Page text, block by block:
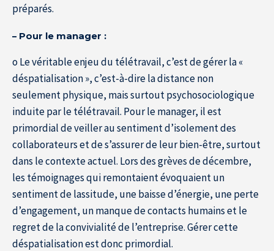
préparés.
– Pour le manager :
o Le véritable enjeu du télétravail, c’est de gérer la «
déspatialisation », c’est-à-dire la distance non
seulement physique, mais surtout psychosociologique
induite par le télétravail. Pour le manager, il est
primordial de veiller au sentiment d’isolement des
collaborateurs et de s’assurer de leur bien-être, surtout
dans le contexte actuel. Lors des grèves de décembre,
les témoignages qui remontaient évoquaient un
sentiment de lassitude, une baisse d’énergie, une perte
d’engagement, un manque de contacts humains et le
regret de la convivialité de l’entreprise. Gérer cette
déspatialisation est donc primordial.